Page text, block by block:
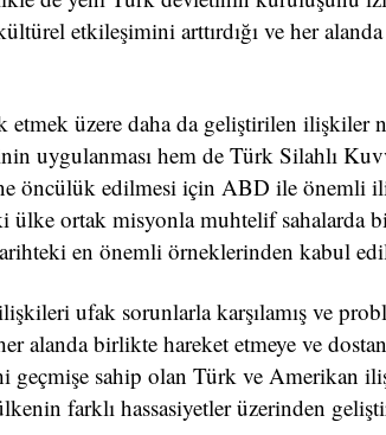
etkileşimini arttırdığı ve her
üzere daha da geliştirilen ilişkiler
uygulanması hem de Türk Silahlı
öncülük edilmesi için ABD ile önemli
ortak misyonla muhtelif sahalarda
en önemli örneklerinden kabul
ufak sorunlarla karşılamış ve
alanda birlikte hareket etmeye ve
geçmişe sahip olan Türk ve Amerikan
farklı hassasiyetler üzerinden